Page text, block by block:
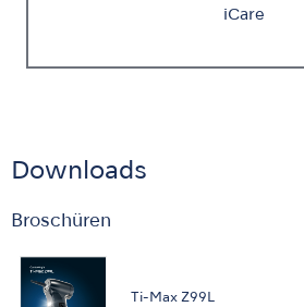
iCare
Downloads
Broschüren
Ti-Max Z99L